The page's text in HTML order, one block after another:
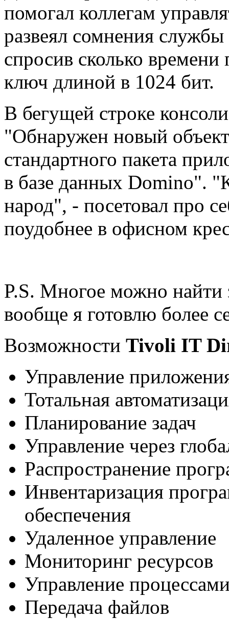
помогал коллегам
развеял сомнения службы
спросив сколько
ключ длиной в 1024 бит.
В бегущей строке
"Обнаружен новый
стандартного пакета
в базе данных Domino".
народ", - посетовал про
поудобнее в офисном
P.S. Многое можно найти
вообще я готовлю более
Возможности Tivoli IT
Управление
Тотальная
Планирование задач
Управление через
Распространение
Инвентаризация
обеспечения
Удаленное управление
Мониторинг ресурсов
Управление
Передача файлов